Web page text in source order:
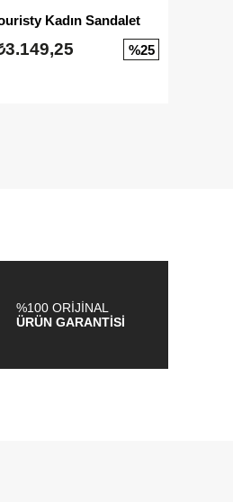
Kadın Sandalet
%25
%100 ORİJİNAL
ÜRÜN GARANTİSİ